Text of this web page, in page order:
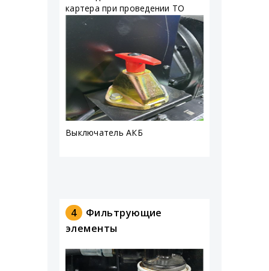
картера при проведении ТО
Выключатель АКБ
4
Фильтрующие
элементы